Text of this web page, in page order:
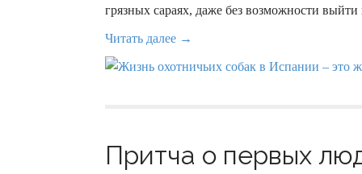
грязных сараях, даже без возможности выйти
Читать далее →
Притча о первых